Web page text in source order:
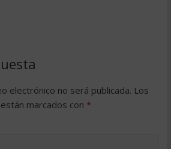
electrónico no será publicada. Los
marcados con *